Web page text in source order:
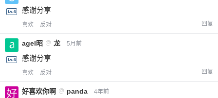
感谢分享
喜欢 反对 回复
agel昭 @ 龙 5月前
感谢分享
喜欢 反对 回复
好喜欢你啊 @ panda 4年前